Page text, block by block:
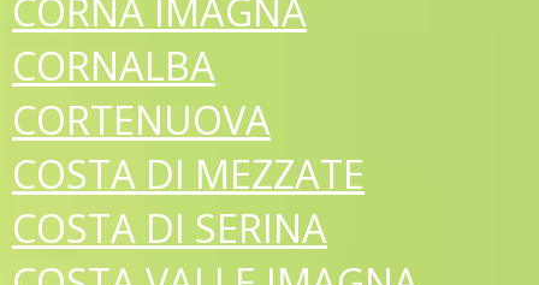
CORNA IMAGNA
CORNALBA
CORTENUOVA
COSTA DI MEZZATE
COSTA DI SERINA